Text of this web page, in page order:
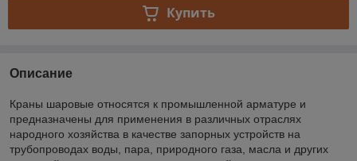
Купить
Описание
Краны шаровые относятся к промышленной арматуре и
предназначены для применения в различных отраслях
народного хозяйства в качестве запорных устройств на
трубопроводах воды, пара, природного газа, масла и других